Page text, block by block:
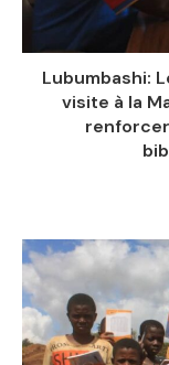
Lubumbashi:
visite à la